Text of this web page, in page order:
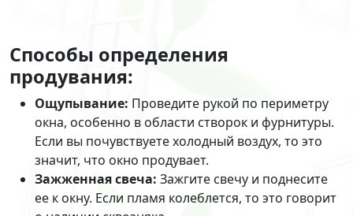
Способы определения
продувания:
Ощупывание: Проведите рукой по периметру
окна, особенно в области створок и фурнитуры.
Если вы почувствуете холодный воздух, то это
значит, что окно продувает.
Зажженная свеча: Зажгите свечу и поднесите
ее к окну. Если пламя колеблется, то это говорит